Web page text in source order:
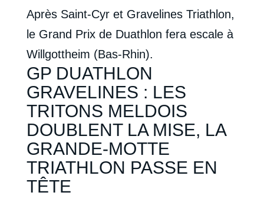
Après Saint-Cyr et Gravelines Triathlon,
le Grand Prix de Duathlon fera escale à
Willgottheim (Bas-Rhin).
GP DUATHLON
GRAVELINES : LES
TRITONS MELDOIS
DOUBLENT LA MISE, LA
GRANDE-MOTTE
TRIATHLON PASSE EN
TÊTE